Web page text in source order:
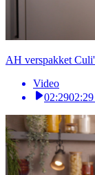
AH verspakket
Video
02:29